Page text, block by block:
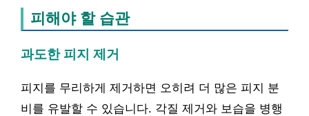
피해야 할 습관
과도한 피지 제거
피지를 무리하게 제거하면 오히려 더 많은 피지 분
비를 유발할 수 있습니다. 각질 제거와 보습을 병행